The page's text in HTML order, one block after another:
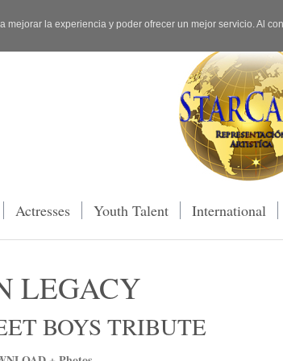
mejorar la experiencia y poder ofrecer un mejor servicio. Al
Actresses Youth Talent International
LEGACY
BOYS TRIBUTE